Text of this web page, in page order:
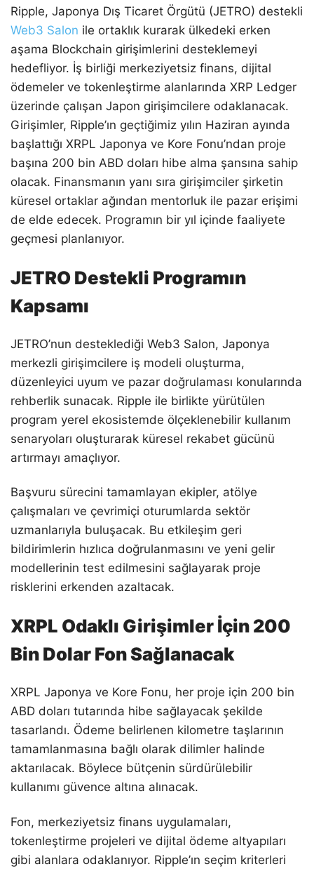
Ripple, Japonya Dış Ticaret Örgütü (JETRO) destekli
Web3 Salon ile ortaklık kurarak ülkedeki erken
aşama Blockchain girişimlerini desteklemeyi
hedefliyor. İş birliği merkeziyetsiz finans, dijital
ödemeler ve tokenleştirme alanlarında XRP Ledger
üzerinde çalışan Japon girişimcilere odaklanacak.
Girişimler, Ripple’ın geçtiğimiz yılın Haziran ayında
başlattığı XRPL Japonya ve Kore Fonu’ndan proje
başına 200 bin ABD doları hibe alma şansına sahip
olacak. Finansmanın yanı sıra girişimciler şirketin
küresel ortaklar ağından mentorluk ile pazar erişimi
de elde edecek. Programın bir yıl içinde faaliyete
geçmesi planlanıyor.
JETRO Destekli Programın
Kapsamı
JETRO’nun desteklediği Web3 Salon, Japonya
merkezli girişimcilere iş modeli oluşturma,
düzenleyici uyum ve pazar doğrulaması konularında
rehberlik sunacak. Ripple ile birlikte yürütülen
program yerel ekosistemde ölçeklenebilir kullanım
senaryoları oluşturarak küresel rekabet gücünü
artırmayı amaçlıyor.
Başvuru sürecini tamamlayan ekipler, atölye
çalışmaları ve çevrimiçi oturumlarda sektör
uzmanlarıyla buluşacak. Bu etkileşim geri
bildirimlerin hızlıca doğrulanmasını ve yeni gelir
modellerinin test edilmesini sağlayarak proje
risklerini erkenden azaltacak.
XRPL Odaklı Girişimler İçin 200
Bin Dolar Fon Sağlanacak
XRPL Japonya ve Kore Fonu, her proje için 200 bin
ABD doları tutarında hibe sağlayacak şekilde
tasarlandı. Ödeme belirlenen kilometre taşlarının
tamamlanmasına bağlı olarak dilimler halinde
aktarılacak. Böylece bütçenin sürdürülebilir
kullanımı güvence altına alınacak.
Fon, merkeziyetsiz finans uygulamaları,
tokenleştirme projeleri ve dijital ödeme altyapıları
gibi alanlara odaklanıyor. Ripple’ın seçim kriterleri